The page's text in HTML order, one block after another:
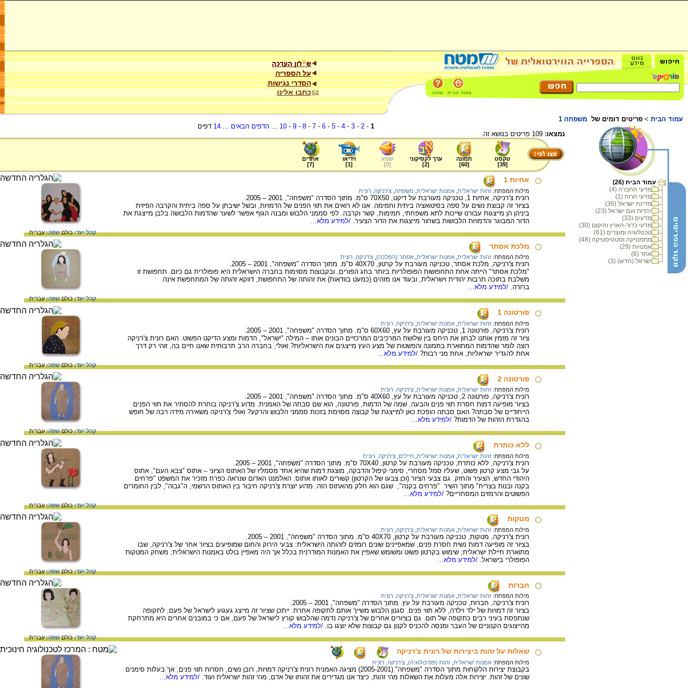
על הספריה
הסדרי נגישות
כתבו אלינו
עמוד הבית > פריטים דומים של משפחה 1
עמוד הבית (26)
מדעי החברה (4)
מדעי הרוח (1)
מדינת ישראל (36)
יהדות ועם ישראל (23)
מדעים (33)
מדעי כדור-הארץ והיקום (30)
טכנולוגיה ומוצרים (61)
מתמטיקה וסטטיסטיקה (48)
אמנויות (29)
אחר (6)
ישראל (חדש) (3)
1
-
2
-
3
-
4
-
5
-
6
-
7
-
8
-
9
-
10
...הדפים הבאים ...
14 דפים
נמצאו:
טקסט
[
39
]
תמונה
[
60
]
ערך לקסיקוני
[
2
]
שמע
[
0
]
וידיאו
[
1
]
אתרים
[
7
]
אחיות 1
מילות המפתח: זהות ישראלית אמנות ישראלית משפחה צ'רניקה, רונית
רונית צ'רניקה, אחיות 1, טכניקה מעורבת על דיקט, 70X50 ס"מ. מתוך הסדרה "משפחה", 2001 – 2005.
בציור זה קבוצת נשים על ספה בסיטואציה ביתית וחמימה. אנו לא רואים את תווי הפנים של הדמויות, ובשל ישיבתן על ספה ביתית והקרבה הפיזית
ביניהן הן מייצגות עבורנו שייכות לתא משפחתי, חמימות, קשר וקרבה. לפי סממני הלבוש ומבנה הגוף אפשר לשער שהדמות הלבושה בלבן מייצגת את
הדור המבוגר והדמויות הלבושות בשחור מייצגות את הדור הצעיר. /למידע מלא...
קהל יעד:כולםשפה:עברית
מלכת אסתר
מילות המפתח: זהות ישראלית אמנות ישראלית אסתר (המלכה) צ'רניקה, רונית
רונית צ'רניקה, מלכת אסתר, טכניקה מעורבת על קרטון, 40X70 ס"מ. מתוך הסדרה "משפחה", 2001 – 2005.
"מלכת אסתר" הייתה אחת התחפושות הפופולריות ביותר בחג הפורים, ובקבוצות מסוימות בחברה הישראלית היא פופולרית גם כיום. תחפושת זו
משלבת בתוכה תרבות יהודית וישראלית, ובעוד אנו מזהים (כמעט בוודאות) את זהותה של התחפושת, דווקא זהותה של המתחפשת אינה
ברורה. /למידע מלא...
קהל יעד:כולםשפה:עברית
פורטונה 1
מילות המפתח: זהות ישראלית אמנות ישראלית צ'רניקה, רונית
רונית צ'רניקה, פורטונה 1, טכניקה מעורבת על עץ, 60X60 ס"מ. מתוך הסדרה "משפחה", 2001 – 2005.
ציור זה מזמין אותנו לבחון את היחס בין שלושת המרכיבים המרכזיים הבונים אותו – המילה "ישראל", הדמות ומצע הדיקט הפשוט. האם רונית צ'רניקה
רוצה לומר שהדמות המתוארת בתמונה והפשטות של מצע העץ מייצגים את הישראליות? ואולי, בחברה הרב תרבותית שאנו חיים בה, זוהי רק דרך
אחת להגדיר ישראליות, אחת מני רבות? /למידע מלא...
קהל יעד:כולםשפה:עברית
פורטונה 2
מילות המפתח: זהות ישראלית אמנות ישראלית צ'רניקה, רונית
רונית צ'רניקה, פורטונה 2, טכניקה מעורבת על עץ, 40X60 ס"מ. מתוך הסדרה "משפחה", 2001 – 2005.
בציור מופיעה דמות חסרת תווי פנים והבעה. שמה של הדמות, פורטונה, הוא שם סבתה של האמנית. מדוע צ'רניקה בוחרת להסתיר את תווי הפנים
הייחודיים של סבתה? האם סבתה הופכת כאן למייצגת של קבוצה מסוימת בזכות סממני הלבוש והרקע? ואולי צ'רניקה משאירה מידה רבה של חופש
בהגדרת הזהות של הדמות? /למידע מלא...
קהל יעד:כולםשפה:עברית
ללא כותרת
מילות המפתח: זהות ישראלית אמנות ישראלית חיילים צ'רניקה, רונית
רונית צ'רניקה, ללא כותרת, טכניקה מעורבת על קרטון, 70X40 ס"מ. מתוך הסדרה "משפחה", 2001 – 2005.
על גבי מצע קרטון פשוט, שעליו סמל מסחרי, סימני קיפול והדבקה, מוצגת דמות שהיא אחד מסמליו של האתוס הציוני – אתוס "צבא העם", אתוס
היהודי החדש, הצעיר והחזק. גם צבעי הציור (וכן צבעו של הקרטון) קשורים לאותו אתוס. האלמנט האדום שנראה כפרח מזכיר את המשפט "פרחים
בקנה ובנות בצריח" מתוך השיר "פרחים בקנה", שגם הוא חלק מהאתוס הזה. מדוע יוצרת צ'רניקה חיבור בין האתוס הרשמי, ה"גבוה", לבין החומרים
הפשוטים והרמזים המסחריים? /למידע מלא...
קהל יעד:כולםשפה:עברית
מטקות
מילות המפתח: זהות ישראלית אמנות ישראלית צ'רניקה, רונית
רונית צ'רניקה, מטקות, טכניקה מעורבת על קרטון, 40X70 ס"מ. מתוך הסדרה "משפחה", 2001 – 2005.
בציור זה מופיעה דמות נשית חסרת פנים, שמאפיינים שונים רומזים לזהותה הישראלית: צבעי הירוק והחום שמופיעים בציור אחר של צ'רניקה, שבו
מתוארת חיילת ישראלית; שימוש בקרטון פשוט ומשומש שאפיין את האמנות המודרנית בכלל אך היה מאפיין בולט באמנות הישראלית; משחק המטקות
הפופולרי בישראל. /למידע מלא...
קהל יעד:כולםשפה:עברית
חברות
מילות המפתח: זהות ישראלית אמנות ישראלית צ'רניקה, רונית
רונית צ'רניקה, חברוּת, טכניקה מעורבת על עץ. מתוך הסדרה "משפחה", 2001 – 2005.
בציור זה דמויות של ילד וילדה, ללא תווי פנים. סגנון הלבוש משייך אותם לתקופה אחרת. ייתכן שציור זה מייצג געגוע לישראל של פעם, לתקופה
שנתפסת בעיני רבים כתקופה של תום. גם בציורים אחרים של צ'רניקה נדמה שהלבוש קורץ לישראל של פעם, אם כי במובנים אחרים היא מתרחקת
מהייצוגים הקנוניים של העבר ומנסה להכניס לקנון גם קבוצות שלא יוצגו בו. /למידע מלא...
קהל יעד:כולםשפה:עברית
שאלות על זהות ביצירות של רונית צ'רניקה
מילות המפתח: אמנות ישראלית זהות (פסיכולוגיה) צ'רניקה, רונית
בקבוצת יצירות הלקוחות מתוך הסדרה "משפחה" (2005-2001) מציגה האמנית רונית צ'רניקה דמויות, רובן נשים, חסרות תווי פנים, אך בעלות סימנים
שונים של זהות. יצירות אלה מעלות את השאלות מהי זהות, כיצד אנו מגדירים את זהותו של אדם, מהי זהות ישראלית ועוד. /למידע מלא...